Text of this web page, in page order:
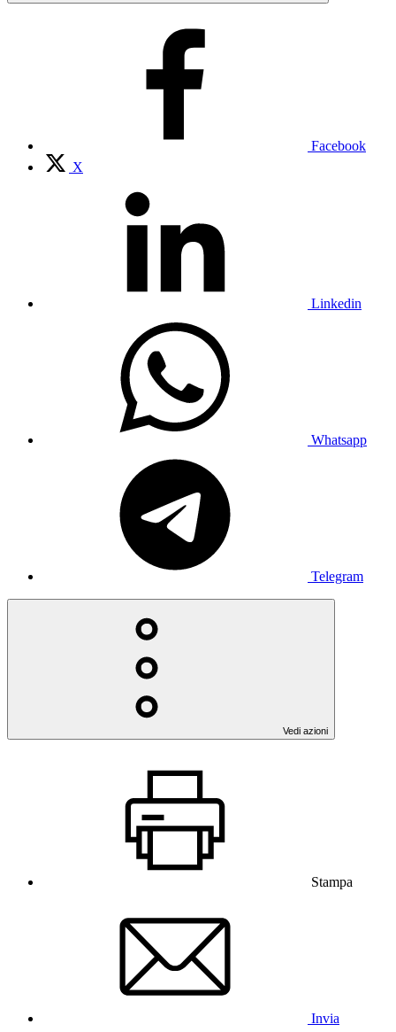
Facebook
X
Linkedin
Whatsapp
Telegram
Vedi azioni
Stampa
Invia